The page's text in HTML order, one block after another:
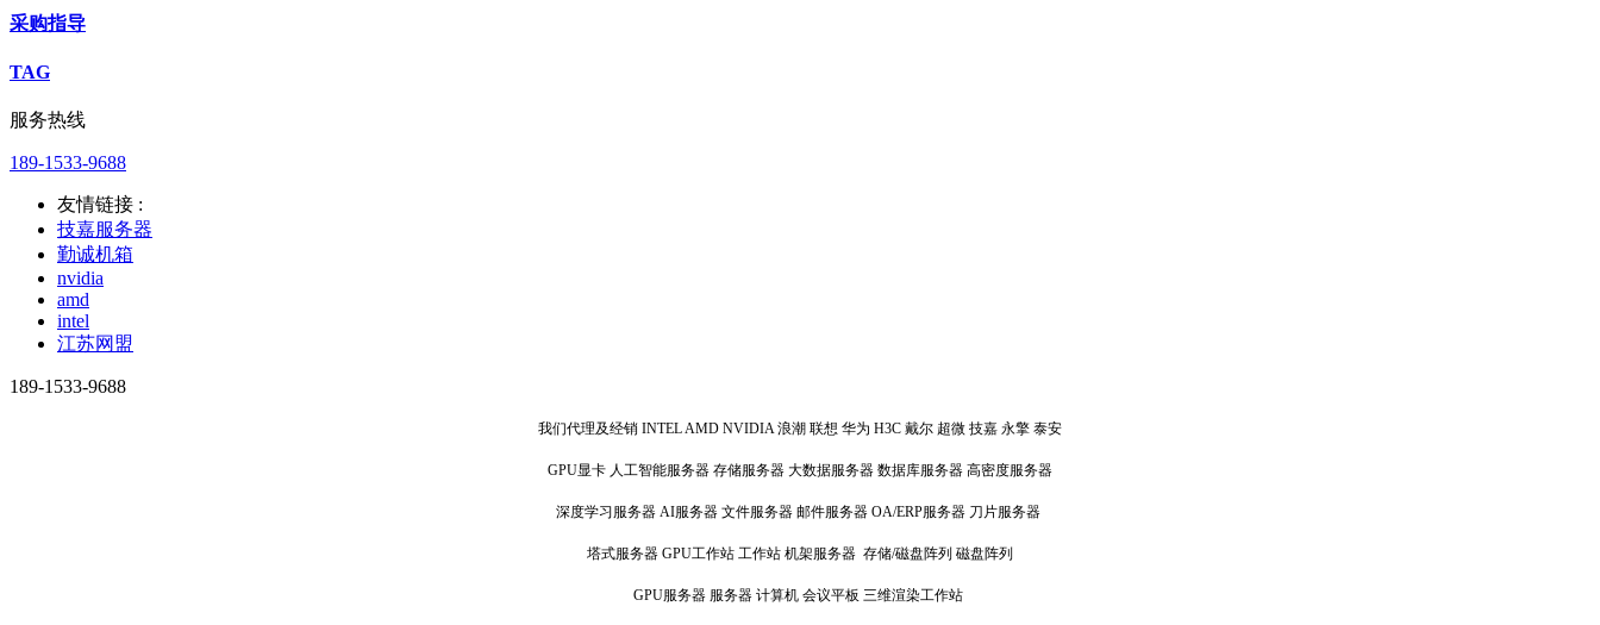
采购指导
TAG
服务热线
189-1533-9688
友情链接 :
技嘉服务器
勤诚机箱
nvidia
amd
intel
江苏网盟
189-1533-9688
我们代理及经销 INTEL AMD NVIDIA 浪潮 联想 华为 H3C 戴尔 超微 技嘉 永擎 泰安
GPU显卡 人工智能服务器 存储服务器 大数据服务器 数据库服务器 高密度服务器
深度学习服务器 AI服务器 文件服务器 邮件服务器 OA/ERP服务器 刀片服务器
塔式服务器 GPU工作站 工作站 机架服务器 存储/磁盘阵列 磁盘阵列
GPU服务器 服务器 计算机 会议平板 三维渲染工作站